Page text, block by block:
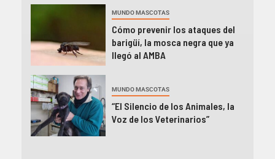
MUNDO MASCOTAS
Cómo prevenir los ataques del
barigüí, la mosca negra que ya
llegó al AMBA
MUNDO MASCOTAS
“El Silencio de los Animales, la
Voz de los Veterinarios”